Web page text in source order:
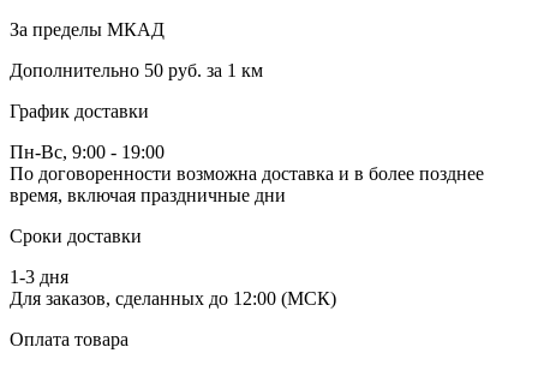
За пределы МКАД
Дополнительно 50 руб. за 1 км
График доставки
Пн-Вс, 9:00 - 19:00
По договоренности возможна доставка и в более позднее
время, включая праздничные дни
Сроки доставки
1-3 дня
Для заказов, сделанных до 12:00 (МСК)
Оплата товара